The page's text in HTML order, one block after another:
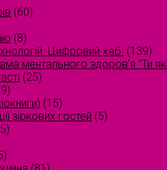
(60)
(8)
Цифровий хаб. (139)
ментального здоров'я "Ти
(25)
(15)
зіркових гостей (5)